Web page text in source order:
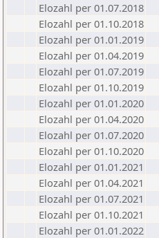
Elozahl per 01.07.2018
Elozahl per 01.10.2018
Elozahl per 01.01.2019
Elozahl per 01.04.2019
Elozahl per 01.07.2019
Elozahl per 01.10.2019
Elozahl per 01.01.2020
Elozahl per 01.04.2020
Elozahl per 01.07.2020
Elozahl per 01.10.2020
Elozahl per 01.01.2021
Elozahl per 01.04.2021
Elozahl per 01.07.2021
Elozahl per 01.10.2021
Elozahl per 01.01.2022